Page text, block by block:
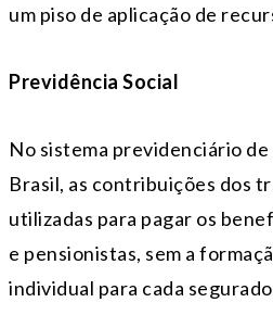
um piso de aplicação de
Previdência Social
No sistema previdenciário
Brasil, as contribuições dos
utilizadas para pagar os
e pensionistas, sem a
individual para cada